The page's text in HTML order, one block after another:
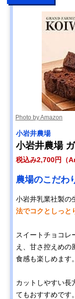
Photo by Amazon
小岩井農場
小岩井農場
税込み2,700円（
農場のこだわ
小岩井乳業社製の
法でコクとしっと
スイートチョコレ
え、甘さ控えめの
食感も楽しめます。
カットしやすい長
てもおすすめです。